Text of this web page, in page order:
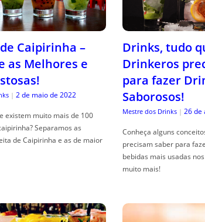
Caipirinha –
as Melhores e
| 2 de maio de 2022
existem muito mais de 100
Separamos as
de Caipirinha e as de maior
Drinks, tudo
Drinkeros
para fazer
Saborosos!
Mestre dos Drinks | 26 de
Conheça alguns
precisam saber para
bebidas mais usadas
muito mais!